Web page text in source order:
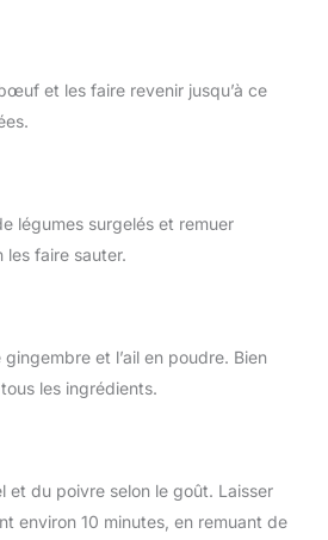
et les faire revenir jusqu’à ce
légumes surgelés et remuer
les faire sauter.
et l’ail en poudre. Bien
les ingrédients.
et du poivre selon le goût. Laisser
environ 10 minutes, en remuant de